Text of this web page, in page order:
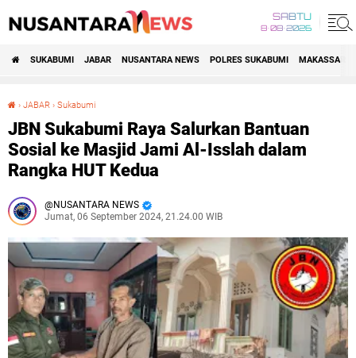
SABTU
8•08•2026
SUKABUMI JABAR NUSANTARA NEWS POLRES SUKABUMI MAKASSAR
› JABAR › Sukabumi
JBN Sukabumi Raya Salurkan Bantuan
Sosial ke Masjid Jami Al-Isslah dalam
Rangka HUT Kedua
NUSANTARA NEWS
Jumat, 06 September 2024, 21.24.00 WIB